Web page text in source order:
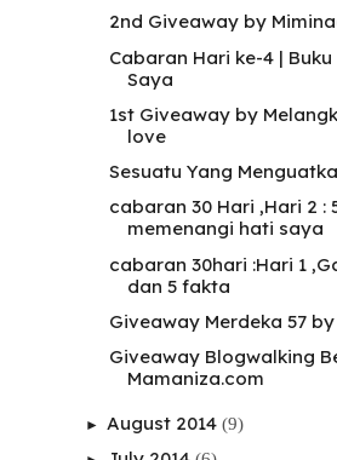
2nd Giveaway by
Cabaran Hari ke-4 |
Saya
1st Giveaway by
love
Sesuatu Yang
cabaran 30 Hari ,Hari 2 :
memenangi hati saya
cabaran 30hari :Hari 1
dan 5 fakta
Giveaway Merdeka 57
Giveaway Blogwalking
Mamaniza.com
► August 2014 (9)